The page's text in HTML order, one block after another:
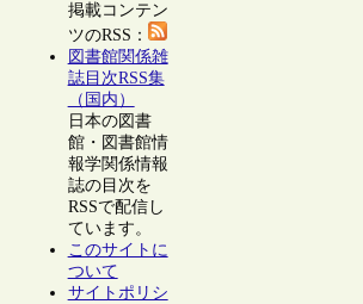
掲載コンテン
ツのRSS：
図書館関係雑
誌目次RSS集
（国内）
日本の図書
館・図書館情
報学関係情報
誌の目次を
RSSで配信し
ています。
このサイトに
ついて
サイトポリシ